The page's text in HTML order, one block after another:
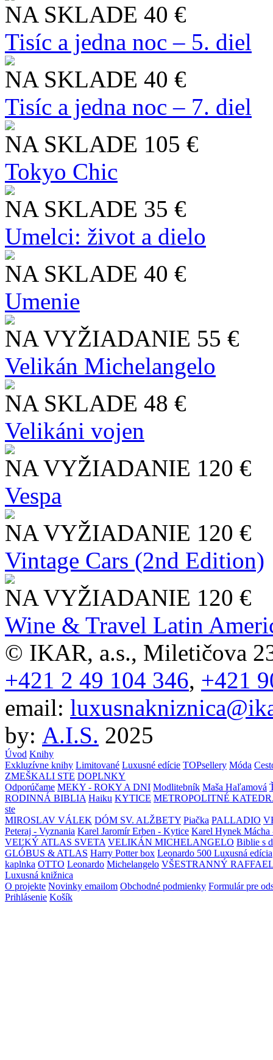
NA SKLADE 40 €
Tisíc a jedna noc – 5. diel
NA SKLADE 40 €
Tisíc a jedna noc – 7. diel
NA SKLADE 105 €
Tokyo Chic
NA SKLADE 35 €
Umelci: život a dielo
NA SKLADE 40 €
Umenie
NA VYŽIADANIE 55 €
Velikán Michelangelo
NA SKLADE 48 €
Velikáni vojen
NA VYŽIADANIE 120 €
Vespa
NA VYŽIADANIE 120 €
Vintage Cars (2nd Edition)
NA VYŽIADANIE 120 €
Wine & Travel Latin
© IKAR, a.s., Miletičova
+421 2 49 104 346, +421
email:
by: A.I.S. 2025
Úvod Knihy
Exkluzívne knihy Limitované Luxusné edície TOPsellery Móda
ZMEŠKALI STE DOPLNKY
Odporúčame MEKY - ROKY A DNI Modlitebník Maša Haľamová
RODINNÁ BIBLIA Haiku KYTICE METROPOLITNÉ
ste
MIROSLAV VÁLEK DÓM SV. ALŽBETY Piačka PALLADIO
Peteraj - Vyznania Karel Jaromír Erben - Kytice Karel Hynek Mácha
VEĽKÝ ATLAS SVETA VELIKÁN MICHELANGELO Biblie s
GLÓBUS & ATLAS Harry Potter box Leonardo 500 Luxusná edícia
kaplnka OTTO Leonardo Michelangelo VŠESTRANNÝ
Luxusná knižnica
O projekte Novinky emailom Obchodné podmienky Formulár pre
Prihlásenie Košík